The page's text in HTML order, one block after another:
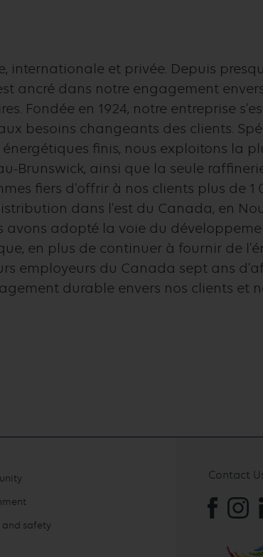
internationale et privée. Depuis
ancré dans notre engagement
Fondée en 1924, notre entreprise
besoins changeants des clients.
finis, nous exploitons la
Brunswick, ainsi que la seule
fiers d'offrir à nos clients plus de 1
dans l'est du Canada, en
avons adopté la voie du
en plus de continuer à fournir de
employeurs du Canada sept ans
durable envers nos clients et
and safety
Contact